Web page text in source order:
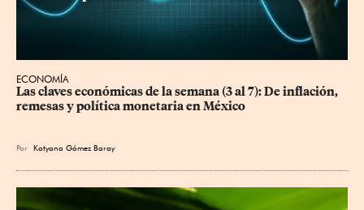
ECONOMÍA
Las claves económicas de la semana (3 al 7): De inflación,
remesas y política monetaria en México
Por Katyana Gómez Baray